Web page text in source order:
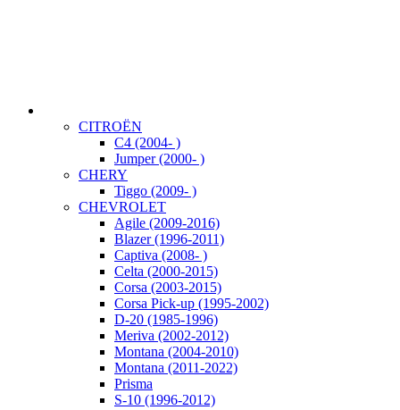
CITROËN
C4 (2004- )
Jumper (2000- )
CHERY
Tiggo (2009- )
CHEVROLET
Agile (2009-2016)
Blazer (1996-2011)
Captiva (2008- )
Celta (2000-2015)
Corsa (2003-2015)
Corsa Pick-up (1995-2002)
D-20 (1985-1996)
Meriva (2002-2012)
Montana (2004-2010)
Montana (2011-2022)
Prisma
S-10 (1996-2012)